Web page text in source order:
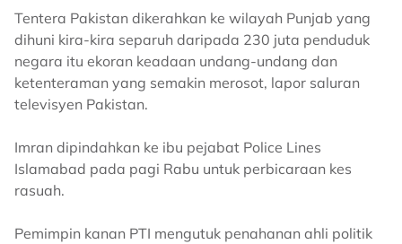
Tentera Pakistan dikerahkan ke wilayah Punjab yang
dihuni kira-kira separuh daripada 230 juta penduduk
negara itu ekoran keadaan undang-undang dan
ketenteraman yang semakin merosot, lapor saluran
televisyen Pakistan.
Imran dipindahkan ke ibu pejabat Police Lines
Islamabad pada pagi Rabu untuk perbicaraan kes
rasuah.
Pemimpin kanan PTI mengutuk penahanan ahli politik